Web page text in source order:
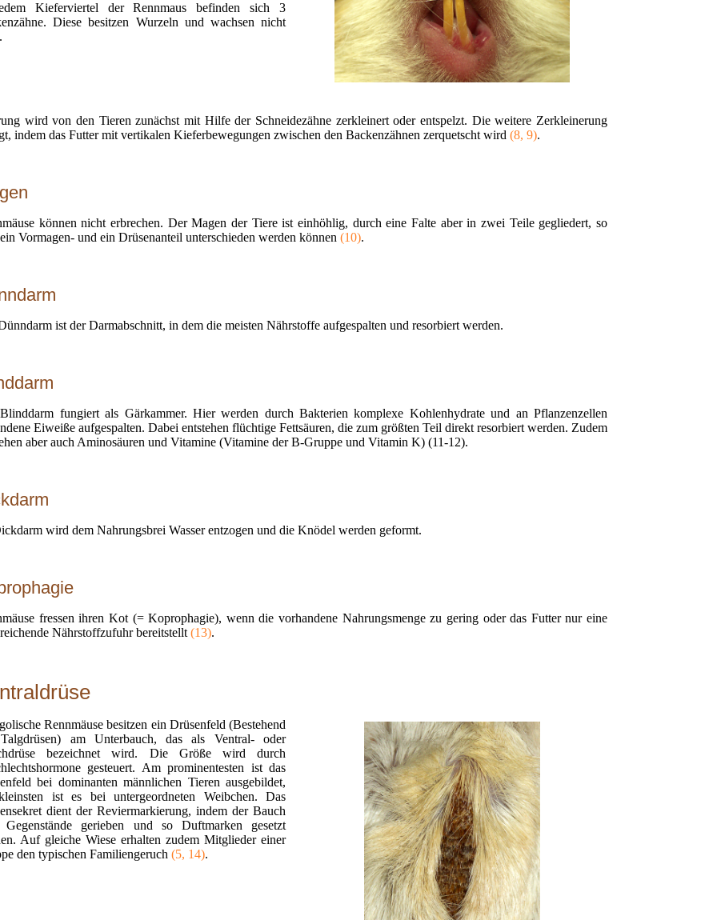
Kieferviertel der Rennmaus befinden sich 3
Diese besitzen Wurzeln und wachsen nicht
wird von den Tieren zunächst mit Hilfe der Schneidezähne zerkleinert oder entspelzt. Die weitere Zerkleinerung
indem das Futter mit vertikalen Kieferbewegungen zwischen den Backenzähnen zerquetscht wird (8, 9).
können nicht erbrechen. Der Magen der Tiere ist einhöhlig, durch eine Falte aber in zwei Teile gegliedert, so
Vormagen- und ein Drüsenanteil unterschieden werden können (10).
ist der Darmabschnitt, in dem die meisten Nährstoffe aufgespalten und resorbiert werden.
fungiert als Gärkammer. Hier werden durch Bakterien komplexe Kohlenhydrate und an Pflanzenzellen
Eiweiße aufgespalten. Dabei entstehen flüchtige Fettsäuren, die zum größten Teil direkt resorbiert werden. Zudem
aber auch Aminosäuren und Vitamine (Vitamine der B-Gruppe und Vitamin K) (11-12).
wird dem Nahrungsbrei Wasser entzogen und die Knödel werden geformt.
fressen ihren Kot (= Koprophagie), wenn die vorhandene Nahrungsmenge zu gering oder das Futter nur eine
Nährstoffzufuhr bereitstellt (13).
Rennmäuse besitzen ein Drüsenfeld (Bestehend
am Unterbauch, das als Ventral- oder
bezeichnet wird. Die Größe wird durch
gesteuert. Am prominentesten ist das
bei dominanten männlichen Tieren ausgebildet,
ist es bei untergeordneten Weibchen. Das
dient der Reviermarkierung, indem der Bauch
Gegenstände gerieben und so Duftmarken gesetzt
Auf gleiche Wiese erhalten zudem Mitglieder einer
den typischen Familiengeruch (5, 14).